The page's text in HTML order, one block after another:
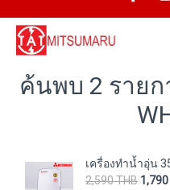
ค้นพบ 2 รายก
เครื่องทำน้ำอุ่น
2,590 THB